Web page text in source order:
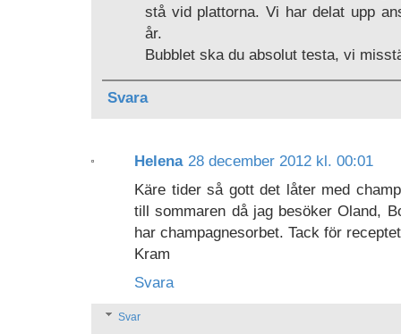
stå vid plattorna. Vi har delat upp
år.
Bubblet ska du absolut testa, vi
Svara
Helena 28 december 2012 kl. 00:01
Käre tider så gott det låter med
till sommaren då jag besöker Oland,
har champagnesorbet. Tack för
Kram
Svara
Svar